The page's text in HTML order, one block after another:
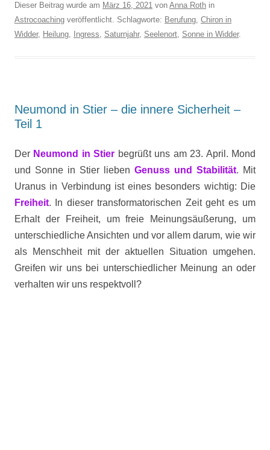
Dieser Beitrag wurde am März 16, 2021 von Anna Roth in
Astrocoaching veröffentlicht. Schlagworte: Berufung, Chiron in
Widder, Heilung, Ingress, Saturnjahr, Seelenort, Sonne in Widder.
Neumond in Stier – die innere Sicherheit –
Teil 1
Der Neumond in Stier begrüßt uns am 23. April. Mond
und Sonne in Stier lieben Genuss und Stabilität. Mit
Uranus in Verbindung ist eines besonders wichtig: Die
Freiheit. In dieser transformatorischen Zeit geht es um
Erhalt der Freiheit, um freie Meinungsäußerung, um
unterschiedliche Ansichten und vor allem darum, wie wir
als Menschheit mit der aktuellen Situation umgehen.
Greifen wir uns bei unterschiedlicher Meinung an oder
verhalten wir uns respektvoll?